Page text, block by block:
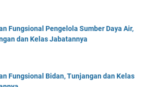
Fungsional Pengelola Sumber Daya Air,
dan Kelas Jabatannya
Fungsional Bidan, Tunjangan dan Kelas